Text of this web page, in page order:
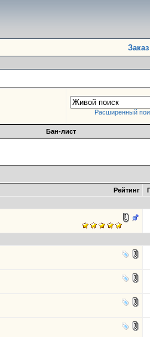
Расширенный
Бан-лист
Рейтинг